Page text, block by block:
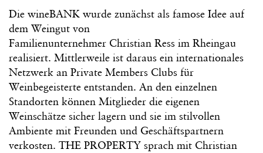
Die wineBANK wurde zunächst als famose Idee auf
dem Weingut von
Familienunternehmer Christian Ress im Rheingau
realisiert. Mittlerweile ist daraus ein internationales
Netzwerk an Private Members Clubs für
Weinbegeisterte entstanden. An den einzelnen
Standorten können Mitglieder die eigenen
Weinschätze sicher lagern und sie im stilvollen
Ambiente mit Freunden und Geschäftspartnern
verkosten. THE PROPERTY sprach mit Christian